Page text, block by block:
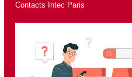
Contacts Intec Paris